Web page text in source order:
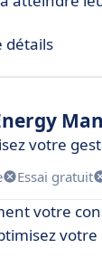
détails
votre
Essai gratuit
votre